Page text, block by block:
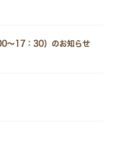
～17：30）のお知らせ